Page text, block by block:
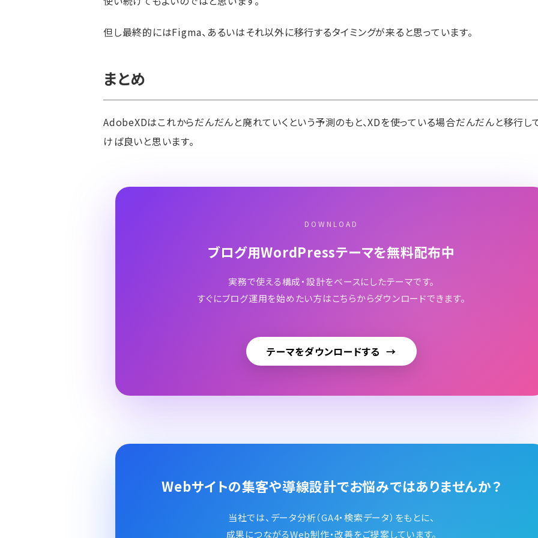
但し最終的にはFigma、あるいはそれ以外に移行するタイミングが来ると思っています。
まとめ
AdobeXDはこれからだんだんと廃れていくという予測のもと、XDを使っている場合だんだんと移行し
けば良いと思います。
DOWNLOAD
ブログ用WordPressテーマを無料配布中
実務で使える構成・設計をベースにしたテーマです。
すぐにブログ運用を始めたい方はこちらからダウンロードできます。
テーマをダウンロードする
Webサイトの集客や導線設計でお悩みではありませんか？
当社では、データ分析（GA4・検索データ）をもとに、
成果につながるWeb制作・改善をご提案しています。